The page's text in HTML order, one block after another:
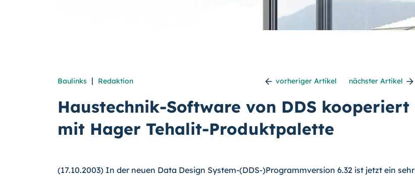
Baulinks | Redaktion vorheriger Artikel nächster Artikel
Haustechnik-Software von DDS kooperiert
mit Hager Tehalit-Produktpalette
(17.10.2003) In der neuen Data Design System-(DDS-)Programmversion 6.32 ist jetzt ein sehr